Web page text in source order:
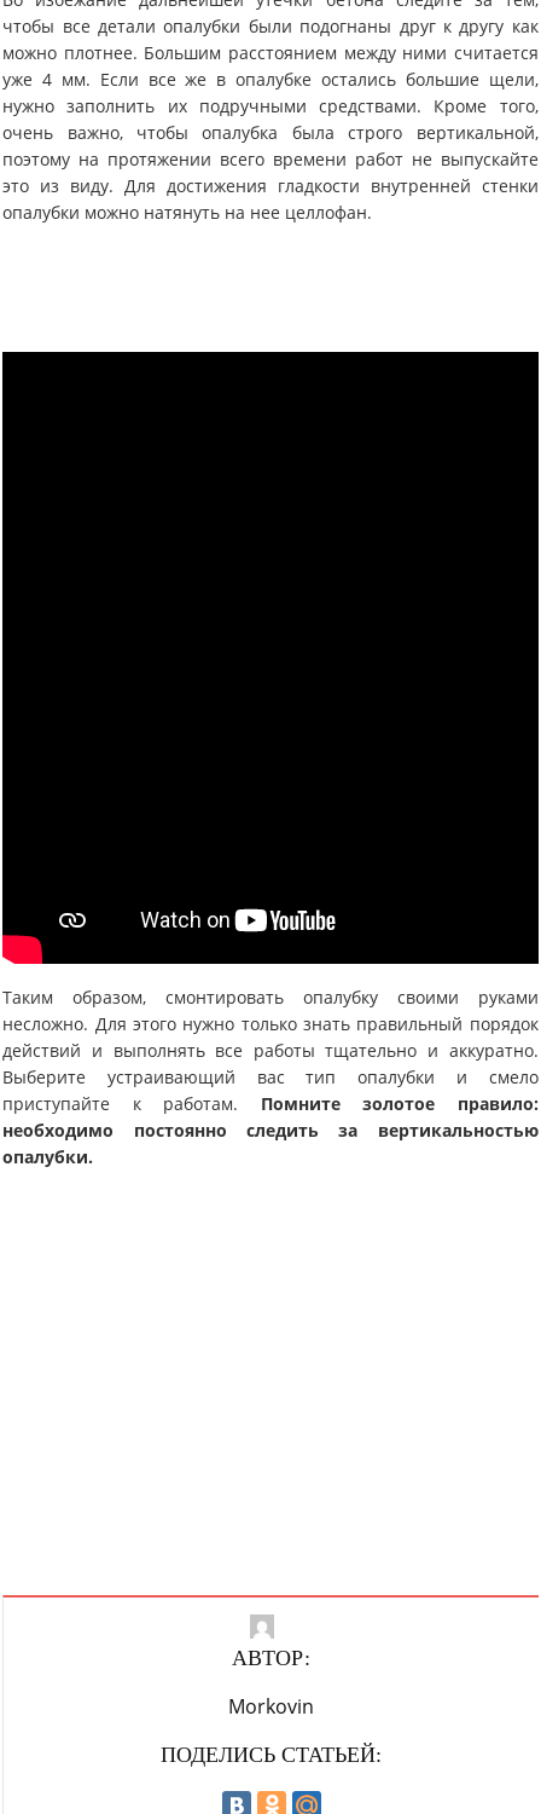
чтобы все детали опалубки были подогнаны друг к другу как
можно плотнее. Большим расстоянием между ними считается
уже 4 мм. Если все же в опалубке остались большие щели,
нужно заполнить их подручными средствами. Кроме того,
очень важно, чтобы опалубка была строго вертикальной,
поэтому на протяжении всего времени работ не выпускайте
это из виду. Для достижения гладкости внутренней стенки
опалубки можно натянуть на нее целлофан.
Таким образом, смонтировать опалубку своими руками
несложно. Для этого нужно только знать правильный порядок
действий и выполнять все работы тщательно и аккуратно.
Выберите устраивающий вас тип опалубки и смело
приступайте к работам. Помните золотое правило:
необходимо постоянно следить за вертикальностью
опалубки.
АВТОР:
Morkovin
ПОДЕЛИСЬ СТАТЬЕЙ: